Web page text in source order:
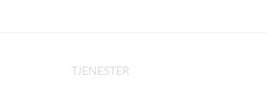
TJENESTER